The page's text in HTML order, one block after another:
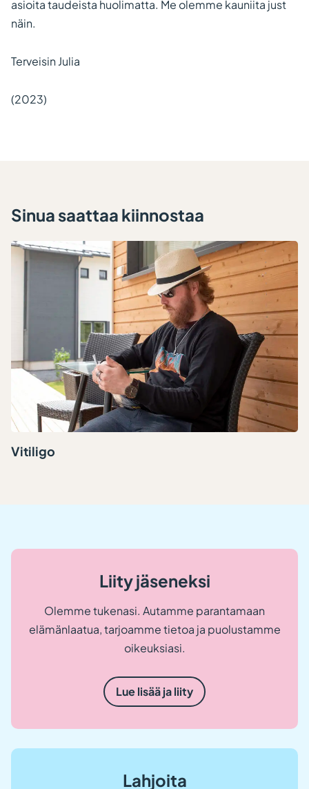
asioita taudeista huolimatta. Me olemme kauniita just
näin.
Terveisin Julia
(2023)
Sinua saattaa kiinnostaa
Vitiligo
Liity jäseneksi
Olemme tukenasi. Autamme parantamaan
elämänlaatua, tarjoamme tietoa ja puolustamme
oikeuksiasi.
Lue lisää ja liity
Lahjoita